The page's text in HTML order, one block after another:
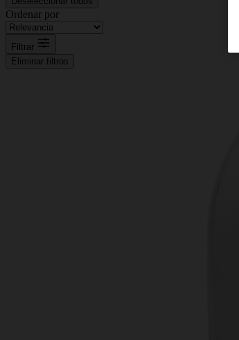
Ordenar por
Filtrar
Eliminar filtros